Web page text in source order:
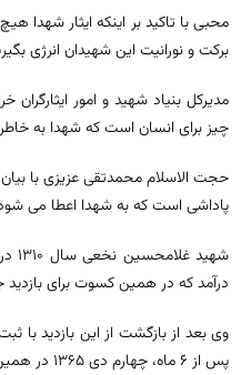
محبی با تاکید بر اینکه ایثار
برکت و نورانیت این شهیدان انرژی
مدیرکل بنیاد شهید و امور
چیز برای انسان است که شهدا به
حجت الاسلام محمدتقی عزیزی با بیان
پاداشی است که به شهدا اعطا می
درآمد که در همین کسوت برای
وی بعد از بازگشت از این بازدید با
پس از ۶ ماه، چهارم دی ۱۳۶۵ در همین منطقه به درجه رفیع شهادت نایل آمد.